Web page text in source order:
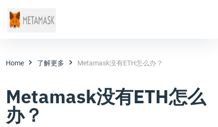
Home 了解更多 Metamask没有ETH怎么办？
Metamask没有ETH怎么
办？